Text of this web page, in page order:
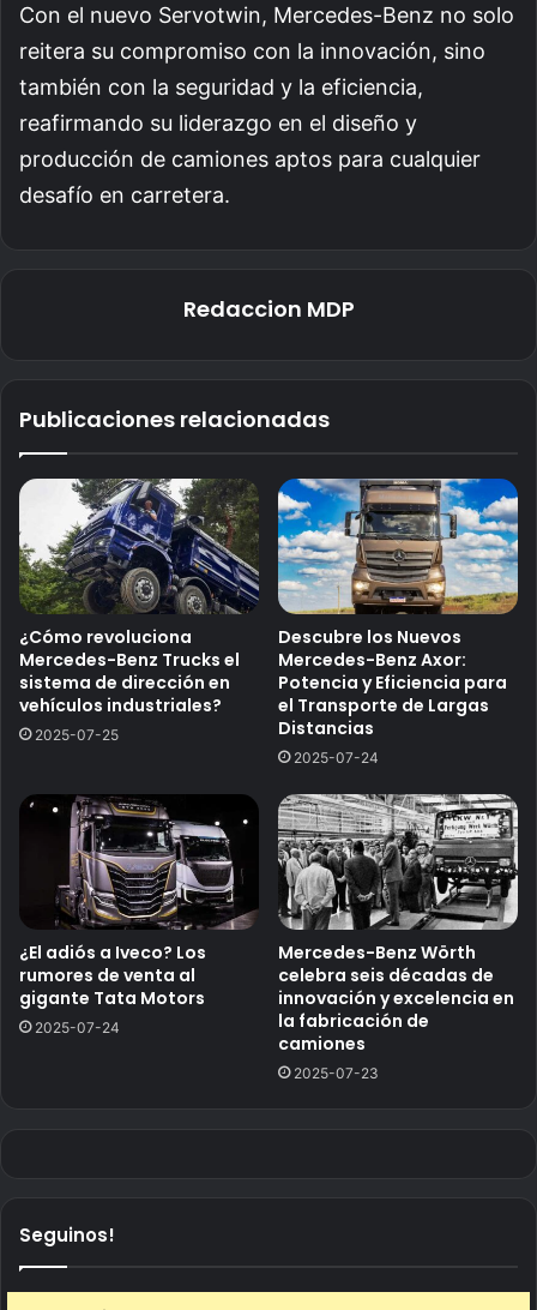
Con el nuevo Servotwin, Mercedes-Benz no solo
reitera su compromiso con la innovación, sino
también con la seguridad y la eficiencia,
reafirmando su liderazgo en el diseño y
producción de camiones aptos para cualquier
desafío en carretera.
Redaccion MDP
Publicaciones relacionadas
¿Cómo revoluciona
Mercedes-Benz Trucks el
sistema de dirección en
vehículos industriales?
2025-07-25
Descubre los Nuevos
Mercedes-Benz Axor:
Potencia y Eficiencia para
el Transporte de Largas
Distancias
2025-07-24
¿El adiós a Iveco? Los
rumores de venta al
gigante Tata Motors
2025-07-24
Mercedes-Benz Wörth
celebra seis décadas de
innovación y excelencia en
la fabricación de
camiones
2025-07-23
Seguinos!